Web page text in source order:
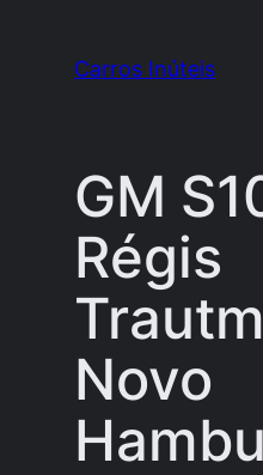
Carros Inúteis
GM
Régis
Novo